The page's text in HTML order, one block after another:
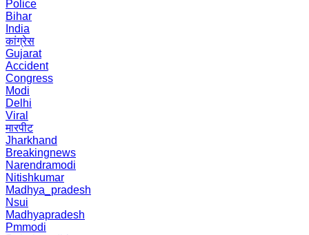
Police
Bihar
India
कांग्रेस
Gujarat
Accident
Congress
Modi
Delhi
Viral
मारपीट
Jharkhand
Breakingnews
Narendramodi
Nitishkumar
Madhya_pradesh
Nsui
Madhyapradesh
Pmmodi